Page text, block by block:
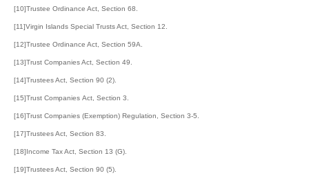
[10]Trustee Ordinance Act, Section 68.
[11]Virgin Islands Special Trusts Act, Section 12.
[12]Trustee Ordinance Act, Section 59A.
[13]Trust Companies Act, Section 49.
[14]Trustees Act, Section 90 (2).
[15]Trust Companies Act, Section 3.
[16]Trust Companies (Exemption) Regulation, Section 3-5.
[17]Trustees Act, Section 83.
[18]Income Tax Act, Section 13 (G).
[19]Trustees Act, Section 90 (5).